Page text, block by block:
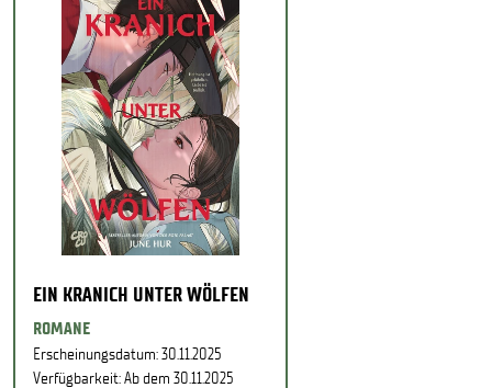
EIN KRANICH UNTER WÖLFEN
ROMANE
Erscheinungsdatum: 30.11.2025
Verfügbarkeit: Ab dem 30.11.2025